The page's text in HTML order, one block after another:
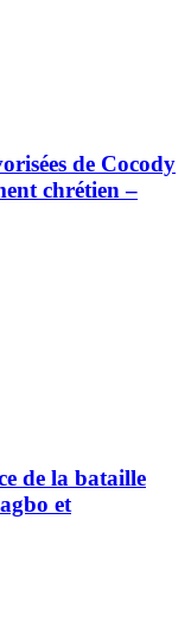
de Cocody
chrétien –
de la bataille
et